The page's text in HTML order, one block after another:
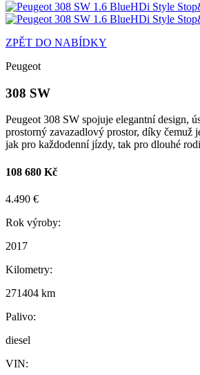
ZPĚT DO NABÍDKY
Peugeot
308 SW
Peugeot 308 SW spojuje elegantní design,
prostorný zavazadlový prostor, díky čemuž
jak pro každodenní jízdy, tak pro dlouhé
108 680 Kč
4.490 €
Rok výroby:
2017
Kilometry:
271404 km
Palivo:
diesel
VIN: